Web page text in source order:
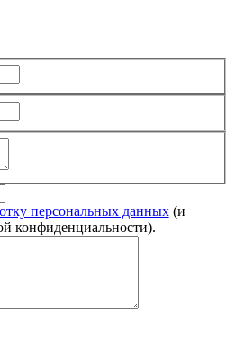
персональных данных(и
конфиденциальности).